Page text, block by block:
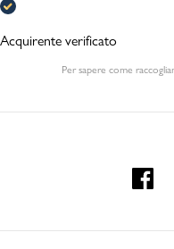
Acquirente verificato
Per sapere come